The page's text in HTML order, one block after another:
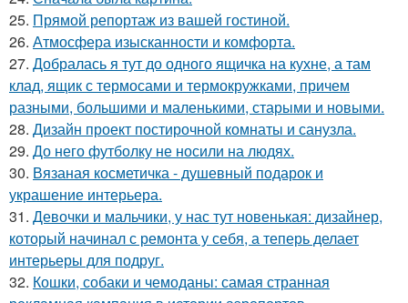
25. Прямой репортаж из вашей гостиной.
26. Атмосфера изысканности и комфорта.
27. Добралась я тут до одного ящичка на кухне, а там
клад, ящик с термосами и термокружками, причем
разными, большими и маленькими, старыми и новыми.
28. Дизайн проект постирочной комнаты и санузла.
29. До него футболку не носили на людях.
30. Вязаная косметичка - душевный подарок и
украшение интерьера.
31. Девочки и мальчики, у нас тут новенькая: дизайнер,
который начинал с ремонта у себя, а теперь делает
интерьеры для подруг.
32. Кошки, собаки и чемоданы: самая странная